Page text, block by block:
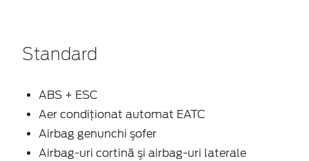
Standard
ABS + ESC
Aer condiţionat automat EATC
Airbag genunchi şofer
Airbag-uri cortină şi airbag-uri laterale